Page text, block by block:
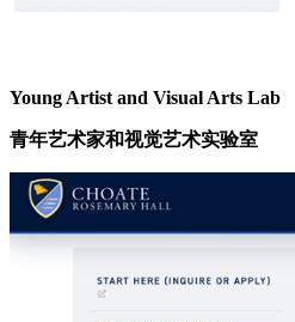
Young Artist and Visual Arts Lab
青年艺术家和视觉艺术实验室